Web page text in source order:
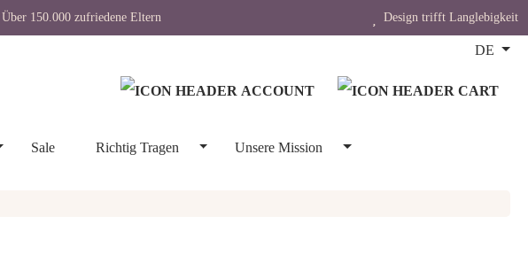
Über 150.000 zufriedene Eltern Design trifft Langlebigkeit
DE
Sale Richtig Tragen Unsere Mission